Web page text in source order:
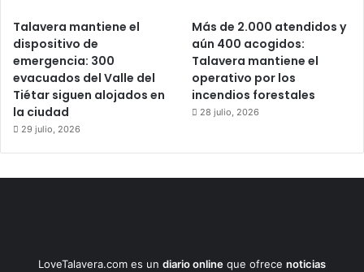
Talavera mantiene el
dispositivo de
emergencia: 300
evacuados del Valle del
Tiétar siguen alojados en
la ciudad
29 julio, 2026
Más de 2.000 atendidos y
aún 400 acogidos:
Talavera mantiene el
operativo por los
incendios forestales
28 julio, 2026
LoveTalavera.com es un diario online que ofrece noticias